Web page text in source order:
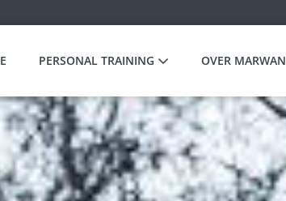
PERSONAL TRAINING OVER MARWAN